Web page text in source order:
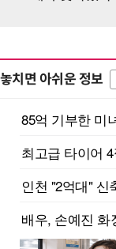
놓치면 아쉬운 정보